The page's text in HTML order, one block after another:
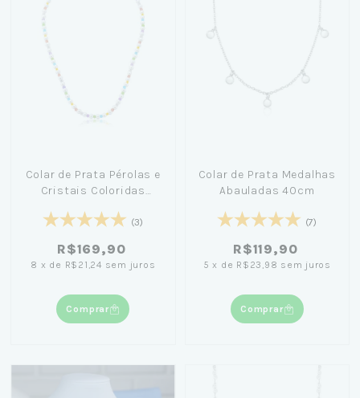
Colar de Prata Pérolas e
Cristais Coloridas
(3)
R$169,90
8 x de R$21,24 sem juros
Comprar
Colar de Prata Medalhas
Abauladas 40cm
(7)
R$119,90
5 x de R$23,98 sem juros
Comprar